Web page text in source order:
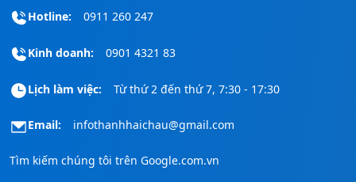
Hotline: 0911 260 247
Kinh doanh: 0901 4321 83
Lịch làm việc: Từ thứ 2 đến thứ 7, 7:30 - 17:30
Email: infothanhhaichau@gmail.com
Tìm kiếm chúng tôi trên Google.com.vn